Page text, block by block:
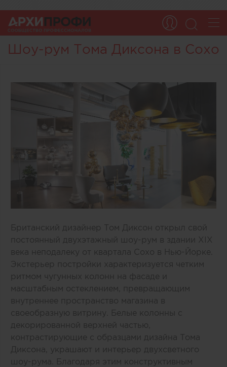
Шоу-рум Тома Диксона в Сохо
Британский дизайнер Том Диксон открыл свой
постоянный двухэтажный шоу-рум в здании XIX
века неподалеку от квартала Сохо в Нью-Йорке.
Экстерьер постройки характеризуется четким
ритмом чугунных колонн на фасаде и
масштабным остеклением, превращающим
внутреннее пространство магазина в
своеобразную витрину. Белые колонны с
декорированной верхней частью,
контрастирующие с образцами дизайна Тома
Диксона, украшают и интерьер двухсветного
шоу-рума. Благодаря этим конструктивным